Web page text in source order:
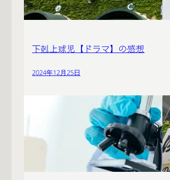
下剋上球児【ドラマ】の感想
2024年12月25日